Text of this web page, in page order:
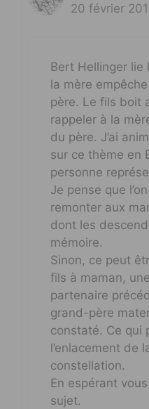
20 février
Bert Hellinger lie
la mère
père. Le fils boit
rappeler à la
du père. J’ai
sur ce thème en
personne
Je pense que
remonter aux
dont les
mémoire.
Sinon, ce peut
fils à maman,
partenaire
grand-père
constaté. Ce qui
l’enlacement de
constellation.
En espérant
sujet.